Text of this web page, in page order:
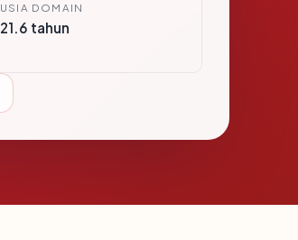
USIA DOMAIN
21.6 tahun